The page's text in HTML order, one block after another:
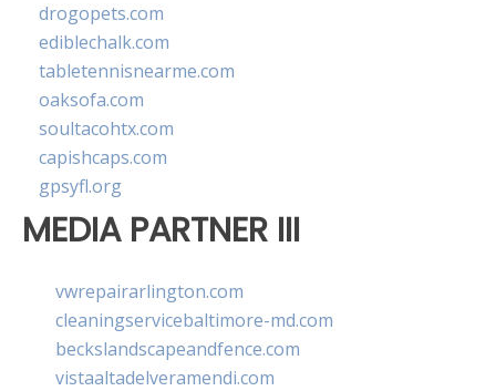
drogopets.com
ediblechalk.com
tabletennisnearme.com
oaksofa.com
soultacohtx.com
capishcaps.com
gpsyfl.org
MEDIA PARTNER III
vwrepairarlington.com
cleaningservicebaltimore-md.com
beckslandscapeandfence.com
vistaaltadelveramendi.com